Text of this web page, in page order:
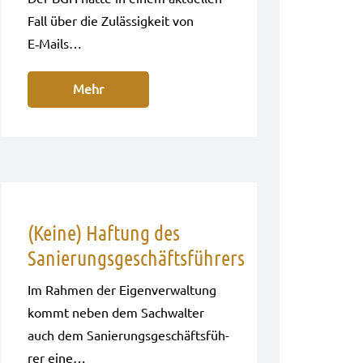
Fall über die Zuläs­sig­keit von
E‑Mails…
Mehr
(Keine) Haftung des
Sanierungsgeschäftsführers
Im Rah­men der Eigen­ver­wal­tung
kommt neben dem Sach­wal­ter
auch dem Sanie­rungs­ge­schäfts­füh­
rer eine…